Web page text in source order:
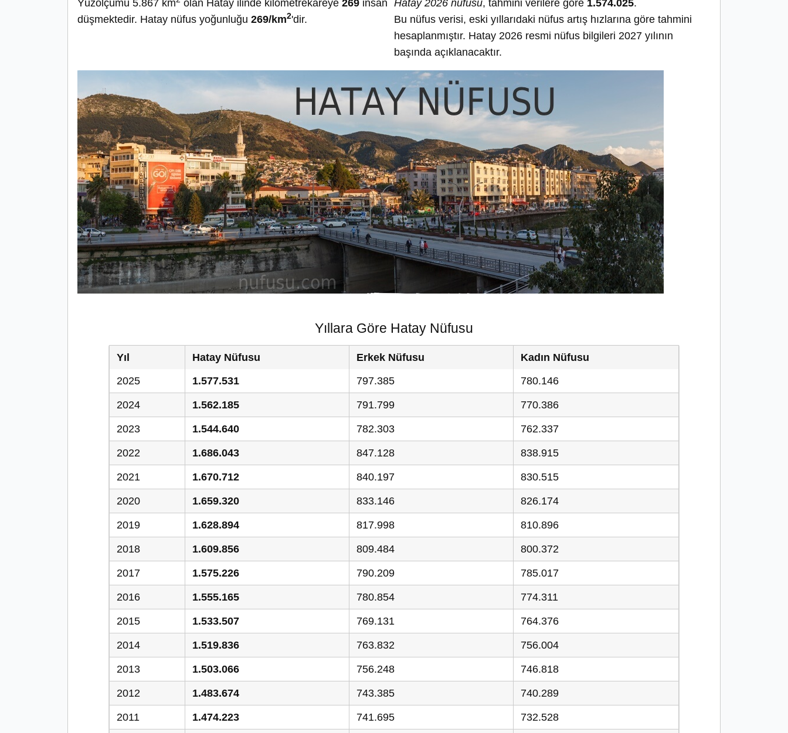
Yüzölçümü 5.867 km olan Hatay ilinde kilometrekareye 269 insan
düşmektedir. Hatay nüfus yoğunluğu 269/km2'dir.
Hatay 2026 nüfusu, tahmini verilere göre 1.574.025.
Bu nüfus verisi, eski yıllarıdaki nüfus artış hızlarına göre tahmini
hesaplanmıştır. Hatay 2026 resmi nüfus bilgileri 2027 yılının
başında açıklanacaktır.
Yıllara Göre Hatay Nüfusu
Yıl Hatay Nüfusu Erkek Nüfusu
Kadın Nüfusu
2025
1.577.531 797.385 780.146
2024 1.562.185 791.799 770.386
2023 1.544.640 782.303 762.337
2022 1.686.043 847.128 838.915
2021 1.670.712 840.197 830.515
2020 1.659.320 833.146 826.174
2019 1.628.894 817.998 810.896
2018 1.609.856 809.484 800.372
2017 1.575.226 790.209 785.017
2016 1.555.165 780.854 774.311
2015 1.533.507 769.131 764.376
2014 1.519.836 763.832 756.004
2013 1.503.066 756.248 746.818
2012 1.483.674 743.385 740.289
2011 1.474.223 741.695 732.528